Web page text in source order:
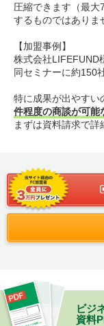
圧縮できます（最
するものではありま
【加盟事例】
株式会社LIFEFUND
同セミナーに約150
特に成果が出やすい
件程度の商談が可能
まずは資料請求で詳
ビジ
資料